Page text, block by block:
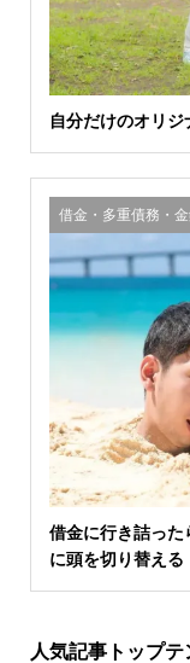
自分だけのオリ
借金・多重債務・
借金に行き詰った
に頭を切り替える
人気記事トップテ